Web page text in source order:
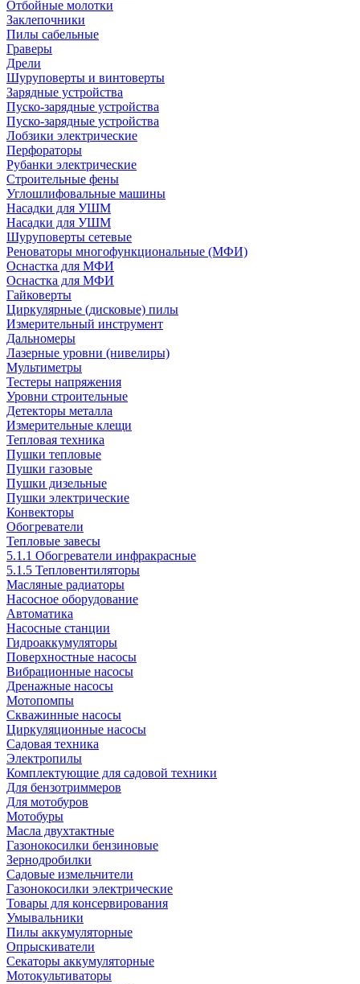
Отбойные молотки
Заклепочники
Пилы сабельные
Граверы
Дрели
Шуруповерты и винтоверты
Зарядные устройства
Пуско-зарядные устройства
Пуско-зарядные устройства
Лобзики электрические
Перфораторы
Рубанки электрические
Строительные фены
Углошлифовальные машины
Насадки для УШМ
Насадки для УШМ
Шуруповерты сетевые
Реноваторы многофункциональные (МФИ)
Оснастка для МФИ
Оснастка для МФИ
Гайковерты
Циркулярные (дисковые) пилы
Измерительный инструмент
Дальномеры
Лазерные уровни (нивелиры)
Мультиметры
Тестеры напряжения
Уровни строительные
Детекторы металла
Измерительные клещи
Тепловая техника
Пушки тепловые
Пушки газовые
Пушки дизельные
Пушки электрические
Конвекторы
Обогреватели
Тепловые завесы
5.1.1 Обогреватели инфракрасные
5.1.5 Тепловентиляторы
Масляные радиаторы
Насосное оборудование
Автоматика
Насосные станции
Гидроаккумуляторы
Поверхностные насосы
Вибрационные насосы
Дренажные насосы
Мотопомпы
Скважинные насосы
Циркуляционные насосы
Садовая техника
Электропилы
Комплектующие для садовой техники
Для бензотриммеров
Для мотобуров
Мотобуры
Масла двухтактные
Газонокосилки бензиновые
Зернодробилки
Садовые измельчители
Газонокосилки электрические
Товары для консервирования
Умывальники
Пилы аккумуляторные
Опрыскиватели
Секаторы аккумуляторные
Мотокультиваторы